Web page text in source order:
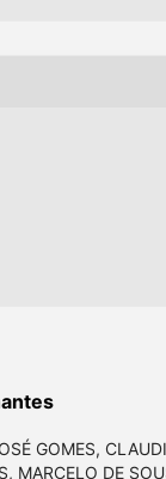
GOMES,
MARCELO DE